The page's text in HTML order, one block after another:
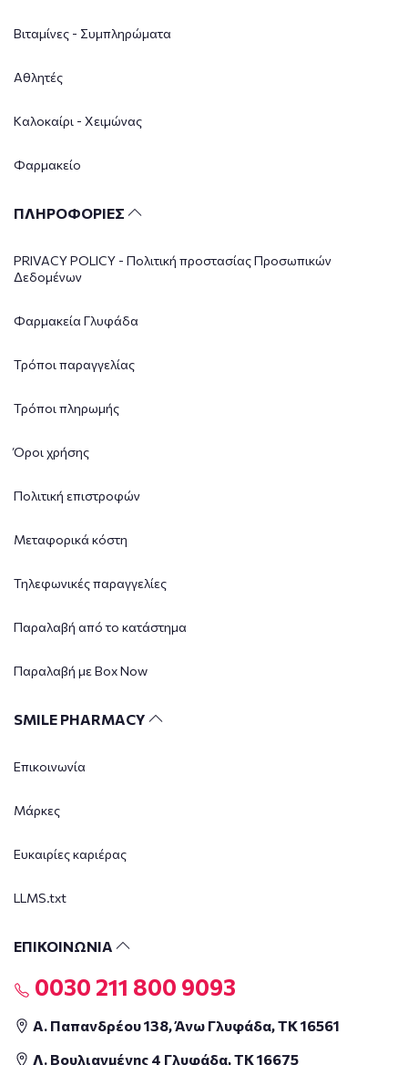
Βιταμίνες - Συμπληρώματα
Αθλητές
Καλοκαίρι - Χειμώνας
Φαρμακείο
ΠΛΗΡΟΦΟΡΙΕΣ
PRIVACY POLICY - Πολιτική προστασίας Προσωπικών
Δεδομένων
Φαρμακεία Γλυφάδα
Τρόποι παραγγελίας
Τρόποι πληρωμής
Όροι χρήσης
Πολιτική επιστροφών
Μεταφορικά κόστη
Τηλεφωνικές παραγγελίες
Παραλαβή από το κατάστημα
Παραλαβή με Box Now
SMILE PHARMACY
Επικοινωνία
Μάρκες
Ευκαιρίες καριέρας
LLMS.txt
ΕΠΙΚΟΙΝΩΝΙΑ
0030 211 800 9093
Α. Παπανδρέου 138, Άνω Γλυφάδα, ΤΚ 16561
Λ. Βουλιαγμένης 4 Γλυφάδα, ΤΚ 16675